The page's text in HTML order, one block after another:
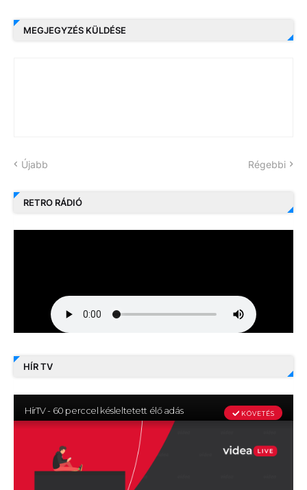
MEGJEGYZÉS KÜLDÉSE
Újabb Régebbi
RETRO RÁDIÓ
HÍR TV